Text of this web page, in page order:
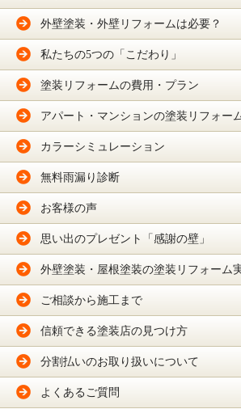
外壁塗装・外壁リフォームは必要？
私たちの5つの「こだわり」
塗装リフォームの費用・プラン
アパート・マンションの塗装リフォー
カラーシミュレーション
無料雨漏り診断
お客様の声
思い出のプレゼント「感謝の壁」
外壁塗装・屋根塗装の塗装リフォーム
ご相談から施工まで
信頼できる塗装店の見つけ方
分割払いのお取り扱いについて
よくあるご質問